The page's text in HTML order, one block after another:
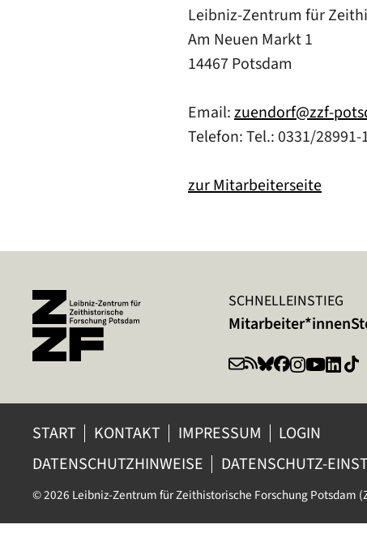
Leibniz-Zentrum für
Am Neuen Markt 1
14467 Potsdam
Email:zuendorf@zzf-
Telefon: Tel.: 0331/28991-
zur Mitarbeiterseite
SCHNELLEINSTIEG
Mitarbeiter*innen
START KONTAKT IMPRESSUM
LOGIN
DATENSCHUTZHINWEISE
DATENSCHUTZ-
© 2026 Leibniz-Zentrum für Zeithistorische Forschung Potsdam